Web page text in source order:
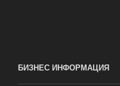
БИЗНЕС ИНФОРМАЦИЯ